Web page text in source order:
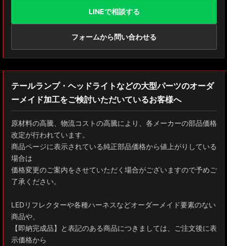
LINEで相談する
フォームから問い合わせる
テールランプ・ヘッドライトなどの大型パーツのオーダ
ーメイド加工をご検討いただいているお客様へ
原材料の高騰、物流コストの高騰により、各メーカーの部品価格
改定が行われています。
商品ページに表示されている純正部品価格から値上がりしている
場合は
価格変更のご案内をさせていただく場合がございますので予めご
了承ください。
LEDリフレクターや各種ハーネスなどオーダーメイド要素のない
商品や、
【即納完成品】と表記のある商品につきましては、ご注文後に表
示価格から